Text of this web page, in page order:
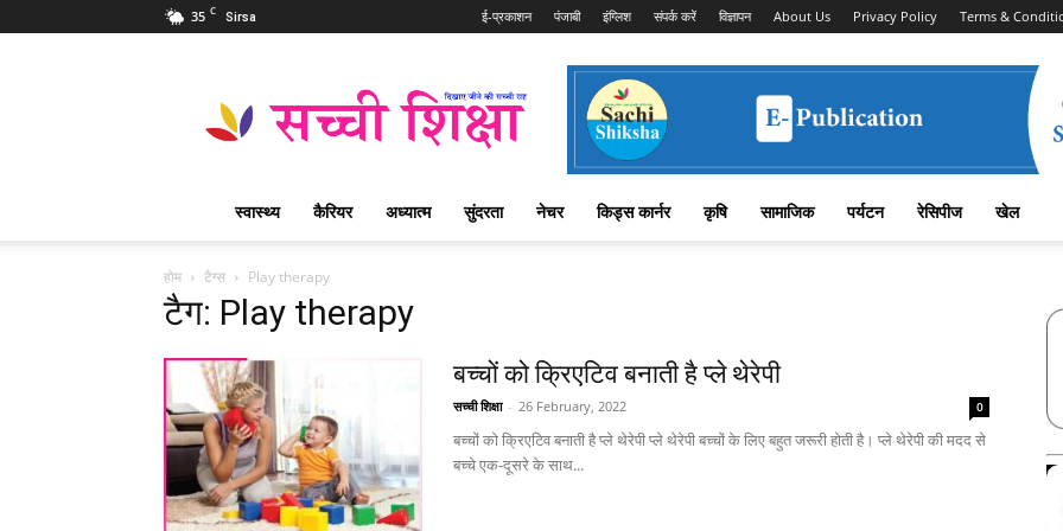
35 C Sirsa ई-प्रकाशन पंजाबी इंग्लिश संपर्क करें विज्ञापन About Us Privacy Policy Terms &
Shiksha
शिक्षा
स्वास्थ्य कैरियर अध्यात्म सुंदरता नेचर किड्स कार्नर कृषि सामाजिक पर्यटन रेसिपीज खेल
होम टैग्स Play therapy
टैग: Play therapy
बच्चों को क्रिएटिव बनाती है प्ले थेरेपी
सच्ची शिक्षा - 26 February, 2022 0
बच्चों को क्रिएटिव बनाती है प्ले थेरेपी प्ले थेरेपी बच्चों के लिए बहुत जरूरी होती है। प्ले थेरेपी की मदद से
बच्चे एक-दूसरे के साथ...